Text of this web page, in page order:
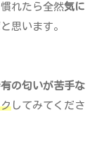
れたら全然気に
思います。
の匂いが苦手な
してみてくださ